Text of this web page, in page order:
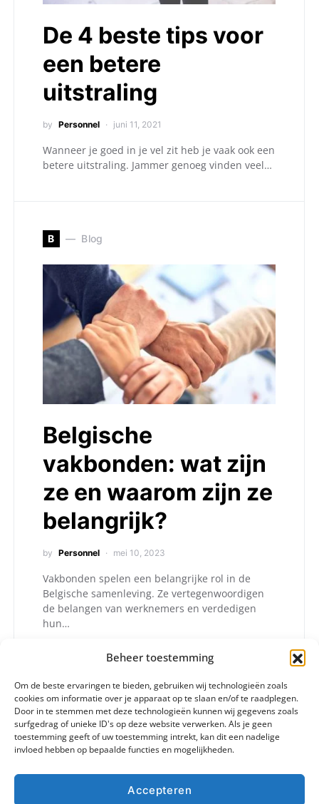
Beheer toestemming
Om de beste ervaringen te bieden, gebruiken wij technologieën zoals
cookies om informatie over je apparaat op te slaan en/of te raadplegen.
Door in te stemmen met deze technologieën kunnen wij gegevens zoals
surfgedrag of unieke ID's op deze website verwerken. Als je geen
toestemming geeft of uw toestemming intrekt, kan dit een nadelige
invloed hebben op bepaalde functies en mogelijkheden.
Accepteren
De 4 beste tips voor
een betere
uitstraling
by Personnel juni 11, 2021
Wanneer je goed in je vel zit heb je vaak ook een
betere uitstraling. Jammer genoeg vinden veel…
B Blog
Belgische
vakbonden: wat zijn
ze en waarom zijn ze
belangrijk?
by Personnel mei 10, 2023
Vakbonden spelen een belangrijke rol in de
Belgische samenleving. Ze vertegenwoordigen
de belangen van werknemers en verdedigen
hun…